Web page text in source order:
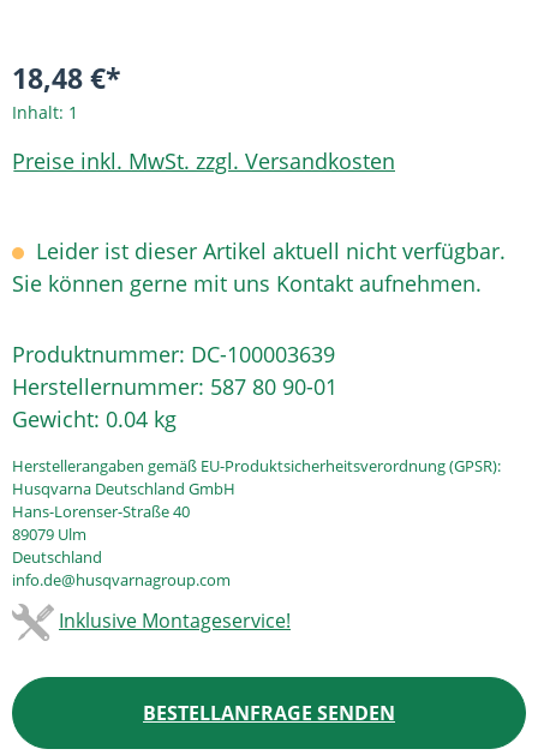
18,48 €*
Inhalt: 1
Preise inkl. MwSt. zzgl. Versandkosten
Leider ist dieser Artikel aktuell nicht verfügbar.
Sie können gerne mit uns Kontakt aufnehmen.
Produktnummer: DC-100003639
Herstellernummer: 587 80 90-01
Gewicht: 0.04 kg
Herstellerangaben gemäß EU-Produktsicherheitsverordnung (GPSR):
Husqvarna Deutschland GmbH
Hans-Lorenser-Straße 40
89079 Ulm
Deutschland
info.de@husqvarnagroup.com
Inklusive Montageservice!
BESTELLANFRAGE SENDEN